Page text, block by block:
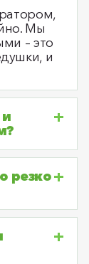
Мы
– это
и
и
резко